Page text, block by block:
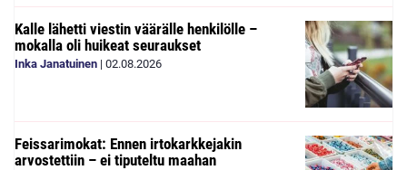
Kalle lähetti viestin väärälle henkilölle –
mokalla oli huikeat seuraukset
Inka Janatuinen | 02.08.2026
Feissarimokat: Ennen irtokarkkejakin
arvostettiin – ei tiputeltu maahan